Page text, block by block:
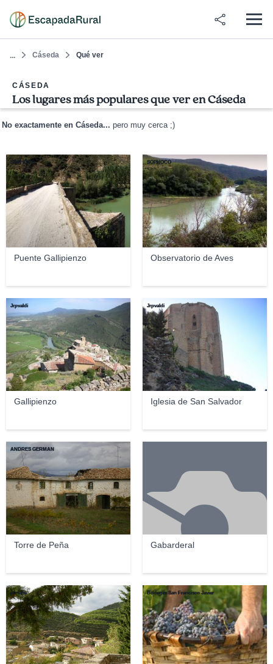
... Cáseda Qué ver
CÁSEDA
Los lugares más populares que ver en Cáseda
No exactamente en Cáseda... pero muy cerca ;)
Puente Gallipienzo
SOPHOCO
Observatorio de Aves
SOPHOCO
Gallipienzo
Jrpvaldi
Iglesia de San Salvador
Jrpvaldi
Torre de Peña
ANDRES GERMAN
Gabarderal
jomahe Bodegas San Francisco Javier